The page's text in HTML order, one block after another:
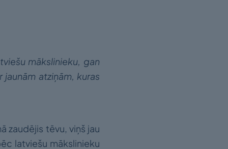
mākslinieku, gan
atziņām, kuras
zaudējis tēvu, viņš jau
latviešu mākslinieku